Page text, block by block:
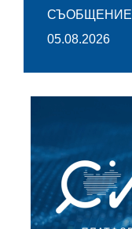
СЪОБЩЕНИЕ
05.08.2026